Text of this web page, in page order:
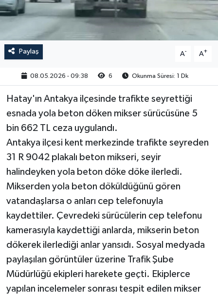
Paylaş A- A+
08.05.2026 - 09:38 6 Okunma Süresi: 1 Dk
Hatay'ın Antakya ilçesinde trafikte seyrettiği
esnada yola beton döken mikser sürücüsüne 5
bin 662 TL ceza uygulandı.
Antakya ilçesi kent merkezinde trafikte seyreden
31 R 9042 plakalı beton mikseri, seyir
halindeyken yola beton döke döke ilerledi.
Mikserden yola beton döküldüğünü gören
vatandaşlarsa o anları cep telefonuyla
kaydettiler. Çevredeki sürücülerin cep telefonu
kamerasıyla kaydettiği anlarda, mikserin beton
dökerek ilerlediği anlar yansıdı. Sosyal medyada
paylaşılan görüntüler üzerine Trafik Şube
Müdürlüğü ekipleri harekete geçti. Ekiplerce
yapılan incelemeler sonrası tespit edilen mikser